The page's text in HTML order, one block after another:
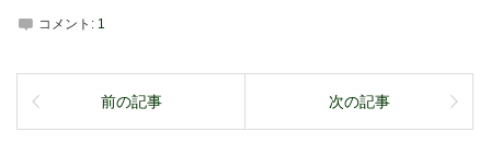
コメント: 1
前の記事 次の記事